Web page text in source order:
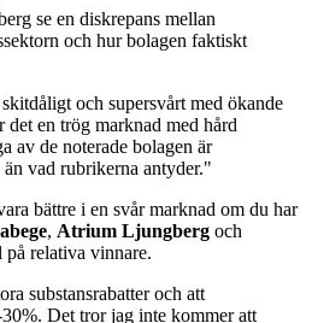
se en diskrepans mellan
och hur bolagen faktiskt
och supersvårt med ökande
en trög marknad med hård
av de noterade bolagen är
vad rubrikerna antyder."
bättre i en svår marknad om du har
, Atrium Ljungberg och
på relativa vinnare.
substansrabatter och att
Det tror jag inte kommer att